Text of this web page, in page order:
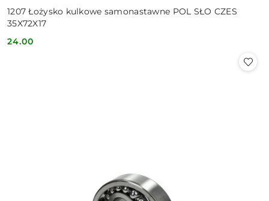
1207 Łożysko kulkowe samonastawne POL SŁO CZES
35X72X17
Cena:
24.00